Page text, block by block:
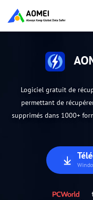
Logiciel gratuit de
permettant de
supprimés dans 1000+